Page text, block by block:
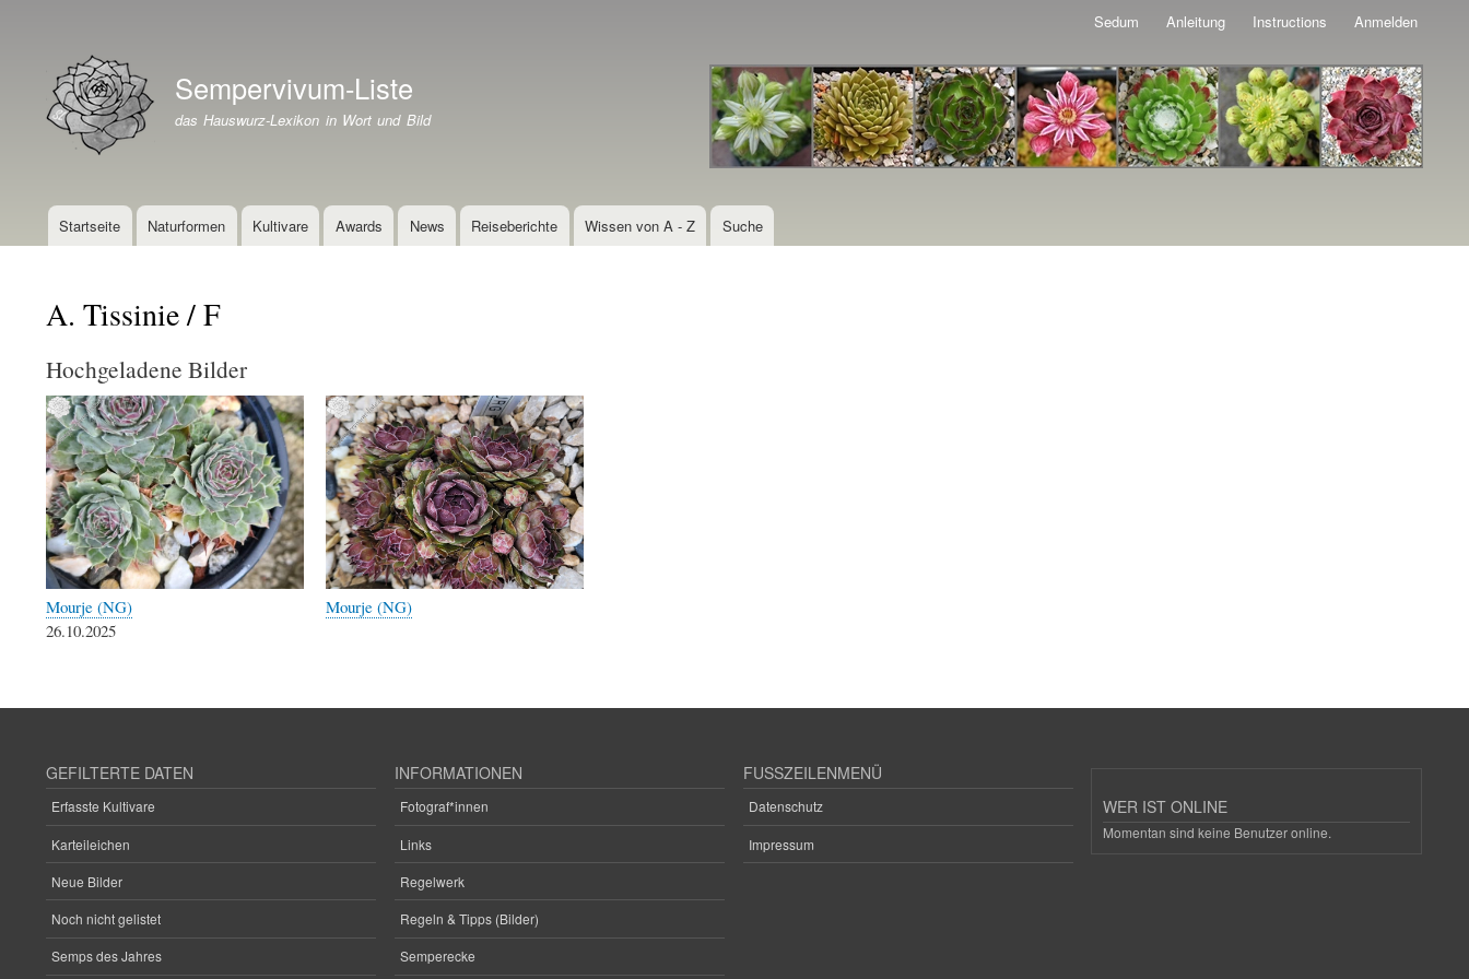
Inhalt
Sedum Anleitung Instructions Anmelden
Branding der WebsiteSempervivum-Liste
das Hauswurz-Lexikon in Wort und Bild
Hauptnavigation
Startseite Naturformen Kultivare Awards News Reiseberichte Wissen von A - Z Suche
A. Tissinie / F
Hochgeladene Bilder
Mourje (NG)
26.10.2025
Mourje (NG)
GEFILTERTE DATEN
Erfasste Kultivare
Karteileichen
Neue Bilder
Noch nicht gelistet
Semps des Jahres
INFORMATIONEN
Fotograf*innen
Links
Regelwerk
Regeln & Tipps (Bilder)
Semperecke
FUSSZEILENMENÜ
Datenschutz
Impressum
WER IST ONLINE
Momentan sind keine Benutzer online.